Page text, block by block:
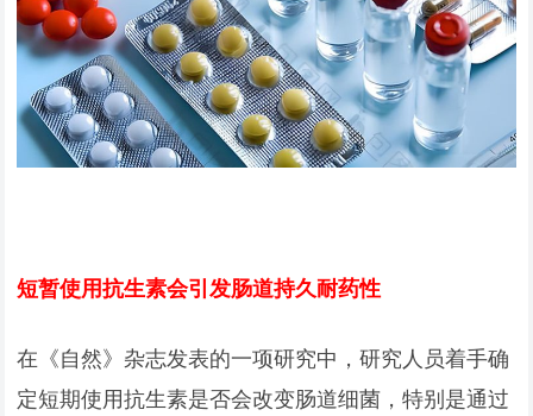
短暂使用抗生素会引发肠道持久耐药性
在《自然》杂志发表的一项研究中，研究人员着手确
定短期使用抗生素是否会改变肠道细菌，特别是通过